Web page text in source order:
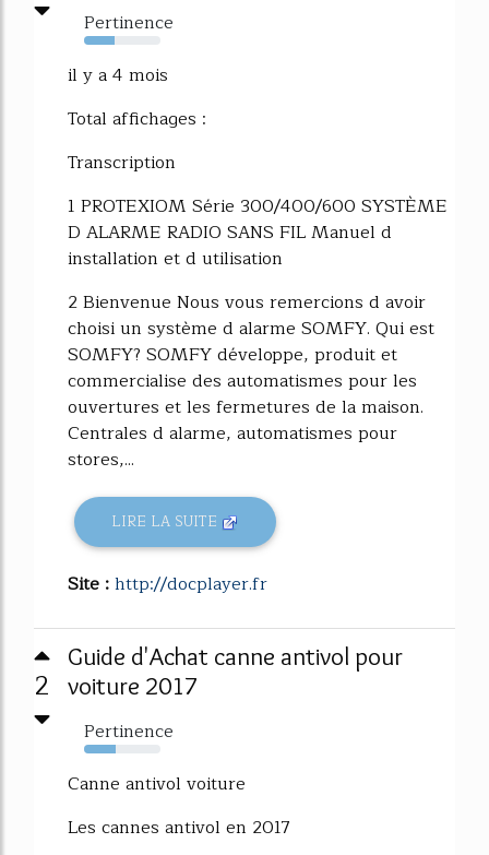
Pertinence
40%
il y a 4 mois
Total affichages :
Transcription
1 PROTEXIOM Série 300/400/600 SYSTÈME
D ALARME RADIO SANS FIL Manuel d
installation et d utilisation
2 Bienvenue Nous vous remercions d avoir
choisi un système d alarme SOMFY. Qui est
SOMFY? SOMFY développe, produit et
commercialise des automatismes pour les
ouvertures et les fermetures de la maison.
Centrales d alarme, automatismes pour
stores,...
LIRE LA SUITE
Site :http://docplayer.fr
2
Guide d'Achat canne antivol pour
voiture 2017
Pertinence
41%
Canne antivol voiture
Les cannes antivol en 2017